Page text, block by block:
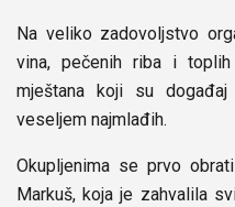
Na veliko zadovoljstvo
vina, pečenih riba i
mještana koji su
veseljem najmlađih.
Okupljenima se prvo
Markuš, koja je zahvalila